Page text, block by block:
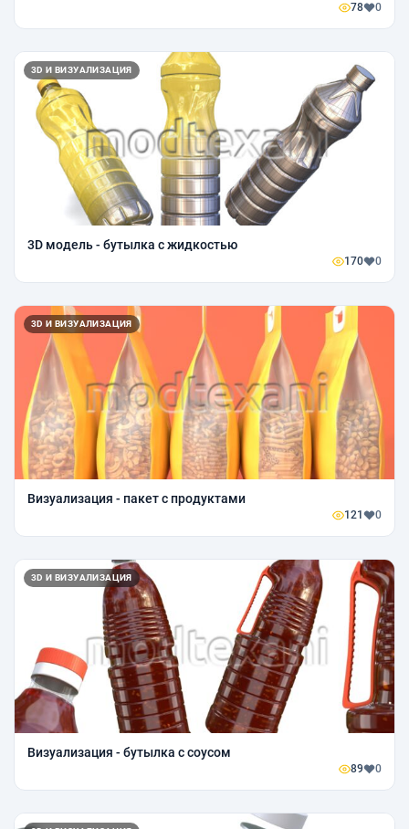
78 0
3D И ВИЗУАЛИЗАЦИЯ
3D модель - бутылка с жидкостью
170 0
3D И ВИЗУАЛИЗАЦИЯ
Визуализация - пакет с продуктами
121 0
3D И ВИЗУАЛИЗАЦИЯ
Визуализация - бутылка с соусом
89 0